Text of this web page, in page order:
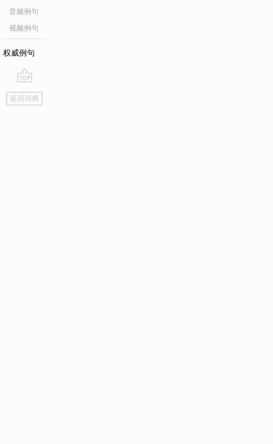
音频例句
视频例句
权威例句
go
top
返回词典